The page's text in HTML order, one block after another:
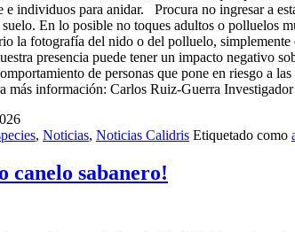
e individuos para anidar. Procura no ingresar a
En lo posible no toques adultos o polluelos
la fotografía del nido o del polluelo,
presencia puede tener un impacto negativo
de personas que pone en riesgo a
más información: Carlos Ruiz-Guerra
, Noticias, Noticias Calidris Etiquetado como
canelo sabanero!